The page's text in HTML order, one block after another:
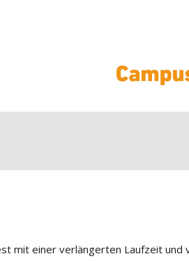
mit einer verlängerten Laufzeit und